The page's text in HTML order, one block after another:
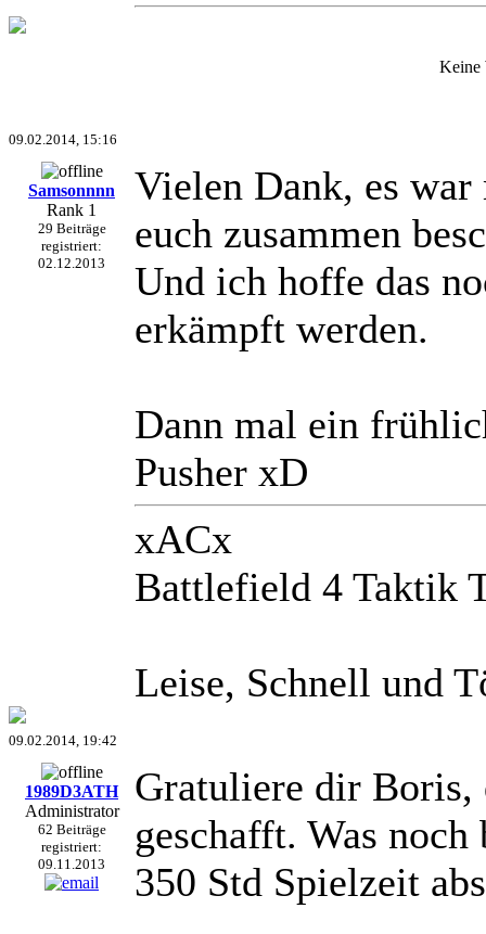
Keine
09.02.2014, 15:16
Samsonnnn
Rank 1
29 Beiträge
registriert:
02.12.2013
Vielen Dank, es
euch zusammen
Und ich hoffe das
erkämpft werden.
Dann mal ein
Pusher xD
xACx
Battlefield 4 Taktik
Leise, Schnell und
09.02.2014, 19:42
1989D3ATH
Administrator
62 Beiträge
registriert:
09.11.2013
Gratuliere dir Boris,
geschafft. Was
350 Std Spielzeit